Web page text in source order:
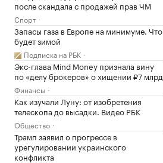
после скандала с продажей прав ЧМ
Спорт
Запасы газа в Европе на минимуме. Что
будет зимой
Подписка на РБК
Экс-глава Mind Money признала вину
по «делу брокеров» о хищении ₽7 млрд
Финансы
Как изучали Луну: от изобретения
телескопа до высадки. Видео РБК
Общество
Трамп заявил о прогрессе в
урегулировании украинского
конфликта